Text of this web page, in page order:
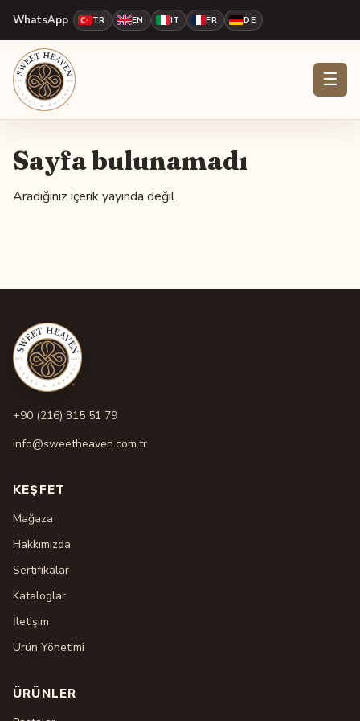
WhatsApp TR EN IT FR DE
☰
Sayfa bulunamadı
Aradığınız içerik yayında değil.
+90 (216) 315 51 79
info@sweetheaven.com.tr
KEŞFET
Mağaza
Hakkımızda
Sertifikalar
Kataloglar
İletişim
Ürün Yönetimi
ÜRÜNLER